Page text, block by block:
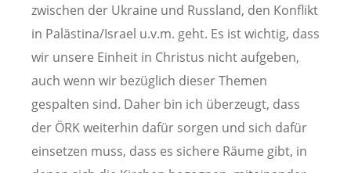
zwischen der Ukraine und Russland, den Konflikt
in Palästina/Israel u.v.m. geht. Es ist wichtig, dass
wir unsere Einheit in Christus nicht aufgeben,
auch wenn wir bezüglich dieser Themen
gespalten sind. Daher bin ich überzeugt, dass
der ÖRK weiterhin dafür sorgen und sich dafür
einsetzen muss, dass es sichere Räume gibt, in